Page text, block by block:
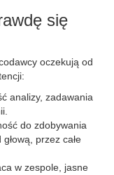
się
oczekują od
analizy, zadawania
do zdobywania
przez całe
w zespole, jasne